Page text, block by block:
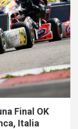
Final OK
Italia